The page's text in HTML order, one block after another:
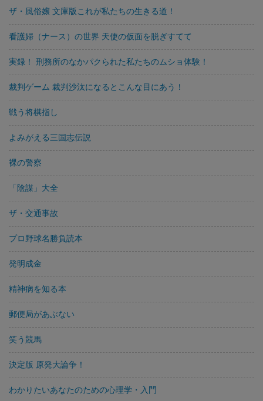
ザ・風俗嬢 文庫版これが私たちの生きる道！
看護婦（ナース）の世界 天使の仮面を脱ぎすてて
実録！ 刑務所のなかパクられた私たちのムショ体験！
裁判ゲーム 裁判沙汰になるとこんな目にあう！
戦う将棋指し
よみがえる三国志伝説
裸の警察
「陰謀」大全
ザ・交通事故
プロ野球名勝負読本
発明成金
精神病を知る本
郵便局があぶない
笑う競馬
決定版 原発大論争！
わかりたいあなたのための心理学・入門